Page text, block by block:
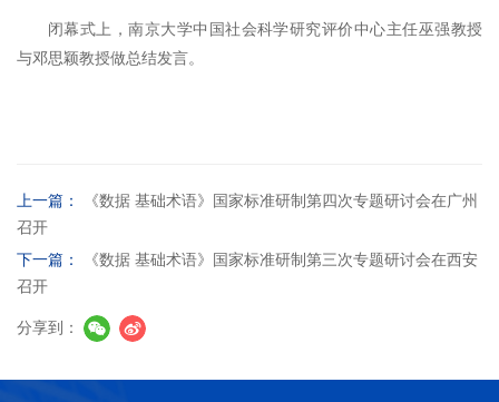
闭幕式上，南京大学中国社会科学研究评价中心主任巫强教授
与邓思颖教授做总结发言。
上一篇：
《数据 基础术语》国家标准研制第四次专题研讨会在广州
召开
下一篇：
《数据 基础术语》国家标准研制第三次专题研讨会在西安
召开
分享到：